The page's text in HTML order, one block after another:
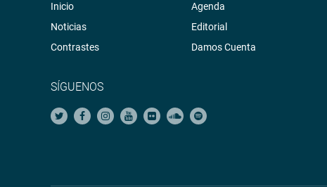
Inicio
Noticias
Contrastes
Agenda
Editorial
Damos Cuenta
SÍGUENOS